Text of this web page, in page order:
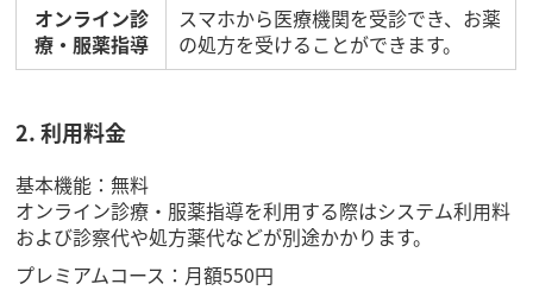
オンライン診
療・服薬指導
スマホから医療機関を受診でき、お薬
の処方を受けることができます。
2. 利用料金
基本機能：無料
オンライン診療・服薬指導を利用する際はシステム利用料
および診察代や処方薬代などが別途かかります。
プレミアムコース：月額550円